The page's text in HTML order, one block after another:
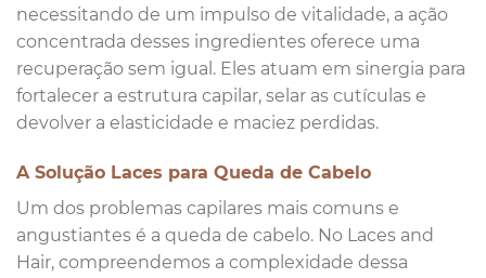
necessitando de um impulso de vitalidade, a ação
concentrada desses ingredientes oferece uma
recuperação sem igual. Eles atuam em sinergia para
fortalecer a estrutura capilar, selar as cutículas e
devolver a elasticidade e maciez perdidas.
A Solução Laces para Queda de Cabelo
Um dos problemas capilares mais comuns e
angustiantes é a queda de cabelo. No Laces and
Hair, compreendemos a complexidade dessa